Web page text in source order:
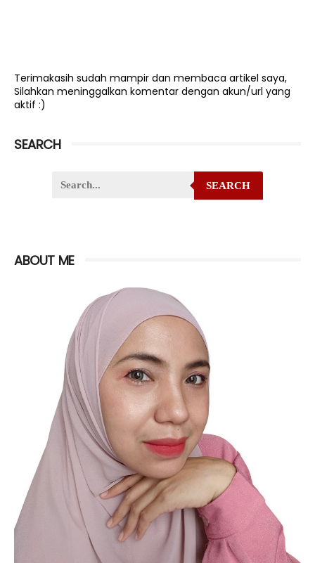
Terimakasih sudah mampir dan membaca artikel saya,
Silahkan meninggalkan komentar dengan akun/url yang
aktif :)
SEARCH
SEARCH
ABOUT ME